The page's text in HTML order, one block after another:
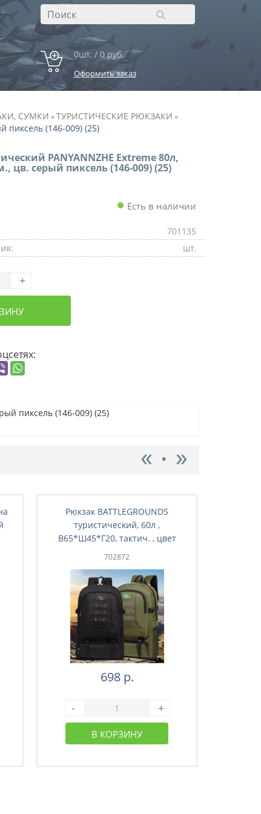
0шт. / 0 руб.
Оформить заказ
СУМКИ »ТУРИСТИЧЕСКИЕ РЮКЗАКИ »
пиксель (146-009) (25)
PANYANNZHE Extreme 80л,
цв. серый пиксель (146-009) (25)
Есть в наличии
701135
шт.
+
пиксель (146-009) (25)
Рюкзак BATTLEGRОUNDS
туристический, 60л ,
В65*Ш45*Г20, тактич. , цвет
зеленый (43-003)
702872
698 р.
- +
В КОРЗИНУ